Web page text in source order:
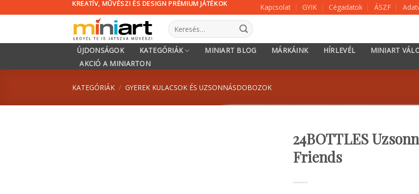
KREATÍV, MŰVÉSZI ÉS DESIGN PRÉMIUM JÁTÉKOK Kapcsolat GYIK Cégadatok ÁSZF
Keresés
a
következőre:
ÚJDONSÁGOK KATEGÓRIÁK MINIART BLOG MÁRKÁINK HÍRLEVÉL MINIART
AKCIÓ A MINIARTON
KATEGÓRIÁK / GYEREK KULACSOK ÉS UZSONNÁSDOBOZOK
24BOTTLES
Friends